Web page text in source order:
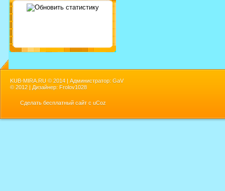
KUB-MIRA.RU © 2014 | Администратор: GaV
© 2012 | Дизайнер: Frolov1028
Сделать бесплатный сайт с uCoz